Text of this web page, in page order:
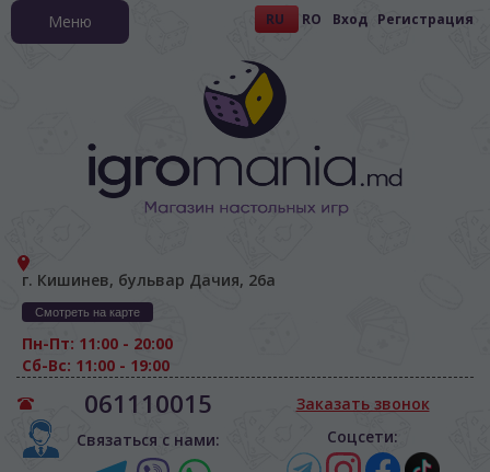
RU RO Вход Регистрация
г. Кишинев, бульвар Дачия, 26а
Смотреть на карте
Пн-Пт: 11:00 - 20:00
Сб-Вс: 11:00 - 19:00
061110015
Связаться с нами:
Заказать звонок
Соцсети:
Меню